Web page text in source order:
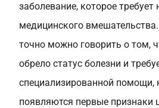
заболевание, которое требует
медицинского
точно можно говорить о том,
обрело статус болезни и
специализированной помощи,
появляются первые признаки